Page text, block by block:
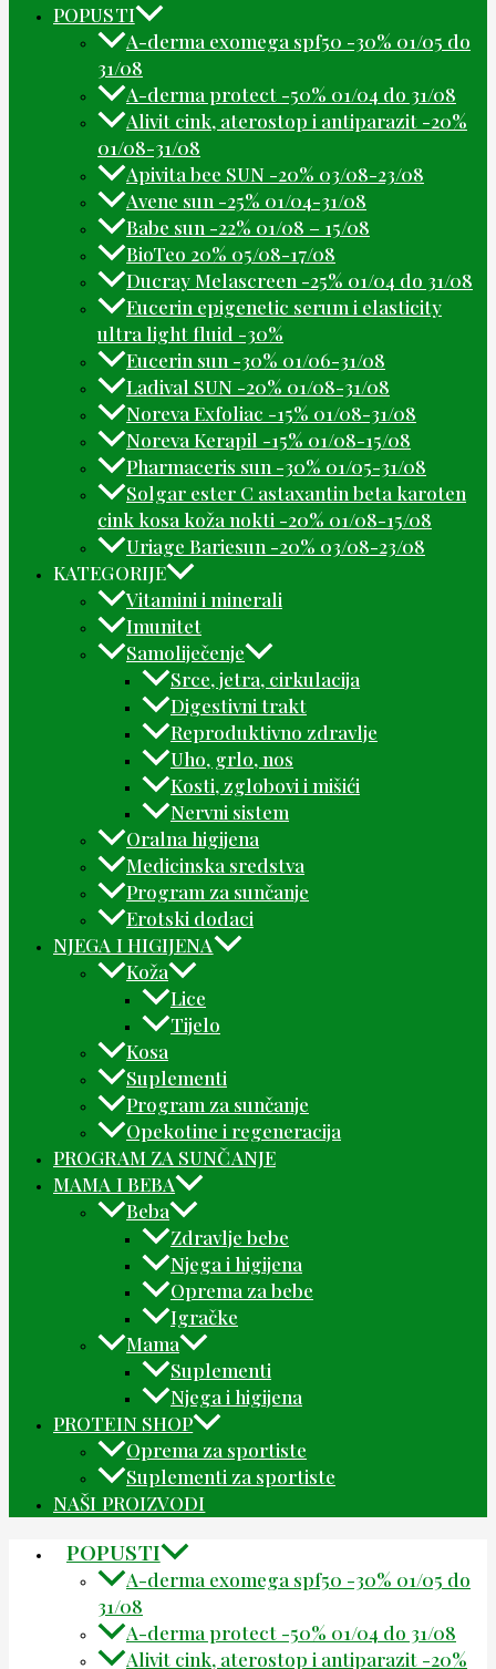
POPUSTI
A-derma exomega spf50 -30% 01/05 do
31/08
A-derma protect -50% 01/04 do 31/08
Alivit cink, aterostop i antiparazit -20%
01/08-31/08
Apivita bee SUN -20% 03/08-23/08
Avene sun -25% 01/04-31/08
Babe sun -22% 01/08 – 15/08
BioTeo 20% 05/08-17/08
Ducray Melascreen -25% 01/04 do 31/08
Eucerin epigenetic serum i elasticity
ultra light fluid -30%
Eucerin sun -30% 01/06-31/08
Ladival SUN -20% 01/08-31/08
Noreva Exfoliac -15% 01/08-31/08
Noreva Kerapil -15% 01/08-15/08
Pharmaceris sun -30% 01/05-31/08
Solgar ester C astaxantin beta karoten
cink kosa koža nokti -20% 01/08-15/08
Uriage Bariesun -20% 03/08-23/08
KATEGORIJE
Vitamini i minerali
Imunitet
Samoliječenje
Srce, jetra, cirkulacija
Digestivni trakt
Reproduktivno zdravlje
Uho, grlo, nos
Kosti, zglobovi i mišići
Nervni sistem
Oralna higijena
Medicinska sredstva
Program za sunčanje
Erotski dodaci
NJEGA I HIGIJENA
Koža
Lice
Tijelo
Kosa
Suplementi
Program za sunčanje
Opekotine i regeneracija
PROGRAM ZA SUNČANJE
MAMA I BEBA
Beba
Zdravlje bebe
Njega i higijena
Oprema za bebe
Igračke
Mama
Suplementi
Njega i higijena
PROTEIN SHOP
Oprema za sportiste
Suplementi za sportiste
NAŠI PROIZVODI
POPUSTI
A-derma exomega spf50 -30% 01/05 do
31/08
A-derma protect -50% 01/04 do 31/08
Alivit cink, aterostop i antiparazit -20%